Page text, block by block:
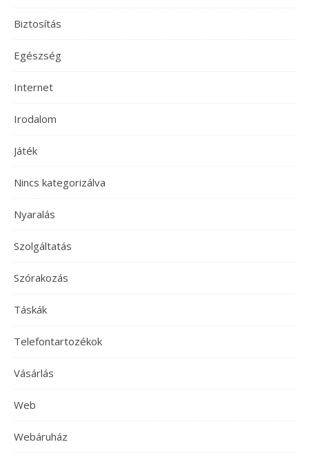
Biztosítás
Egészség
Internet
Irodalom
Játék
Nincs kategorizálva
Nyaralás
Szolgáltatás
Szórakozás
Táskák
Telefontartozékok
Vásárlás
Web
Webáruház